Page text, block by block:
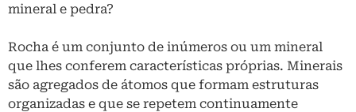
mineral e pedra?
Rocha é um conjunto de inúmeros ou um mineral
que lhes conferem características próprias. Minerais
são agregados de átomos que formam estruturas
organizadas e que se repetem continuamente